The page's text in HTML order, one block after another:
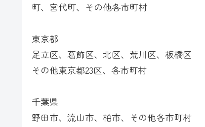
町、宮代町、その他各市町村
東京都
足立区、葛飾区、北区、荒川区、板橋区
その他東京都23区、各市町村
千葉県
野田市、流山市、柏市、その他各市町村